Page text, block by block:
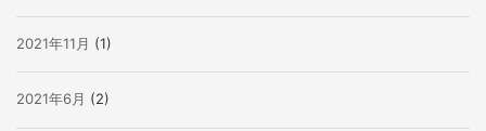
2021年11月 (1)
2021年6月 (2)